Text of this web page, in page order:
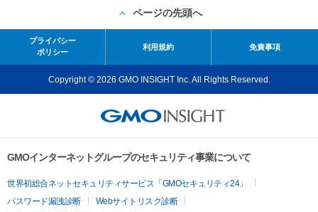
ページの先頭へ
プライバシー
ポリシー
利用規約 免責事項
Copyright © 2026 GMO INSIGHT Inc. All Rights Reserved.
GMOインターネットグループのセキュリティ事業について
世界初総合ネットセキュリティサービス「GMOセキュリティ24」
パスワード漏洩診断
Webサイトリスク診断